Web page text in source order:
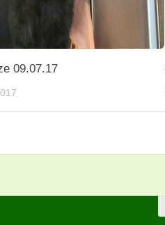
09.07.17